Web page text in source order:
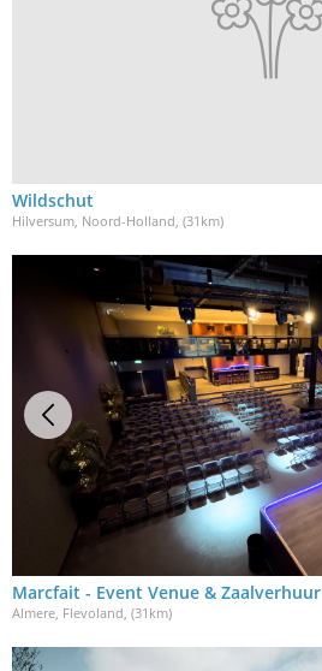
Wildschut
Hilversum, Noord-Holland , (31km)
Marcfait - Event Venue & Zaalverhuur
Almere, Flevoland, (31km)